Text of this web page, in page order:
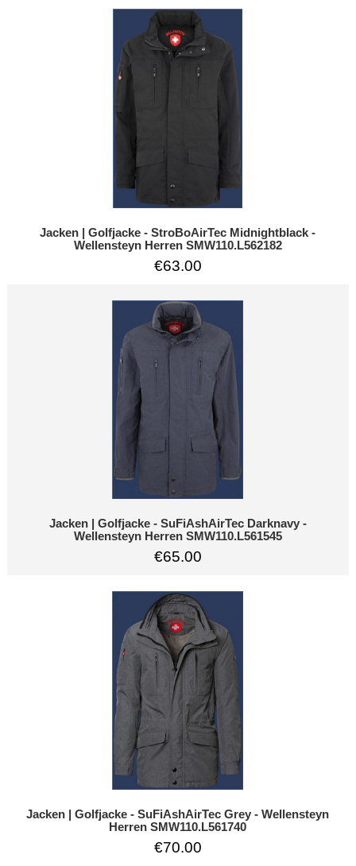
Jacken | Golfjacke - StroBoAirTec Midnightblack -
Wellensteyn Herren SMW110.L562182
€63.00
Jacken | Golfjacke - SuFiAshAirTec Darknavy -
Wellensteyn Herren SMW110.L561545
€65.00
Jacken | Golfjacke - SuFiAshAirTec Grey - Wellensteyn
Herren SMW110.L561740
€70.00